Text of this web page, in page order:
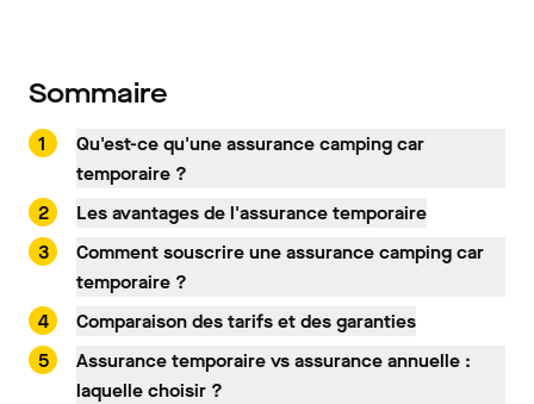
Sommaire
Qu'est-ce qu'une assurance camping car
temporaire ?
Les avantages de l'assurance temporaire
Comment souscrire une assurance camping car
temporaire ?
Comparaison des tarifs et des garanties
Assurance temporaire vs assurance annuelle :
laquelle choisir ?